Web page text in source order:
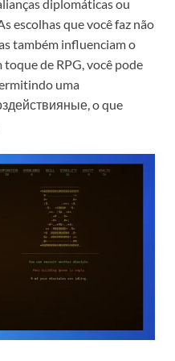
diplomáticas ou
escolhas que você faz não
também influenciam o
de RPG, você pode
uma
o que